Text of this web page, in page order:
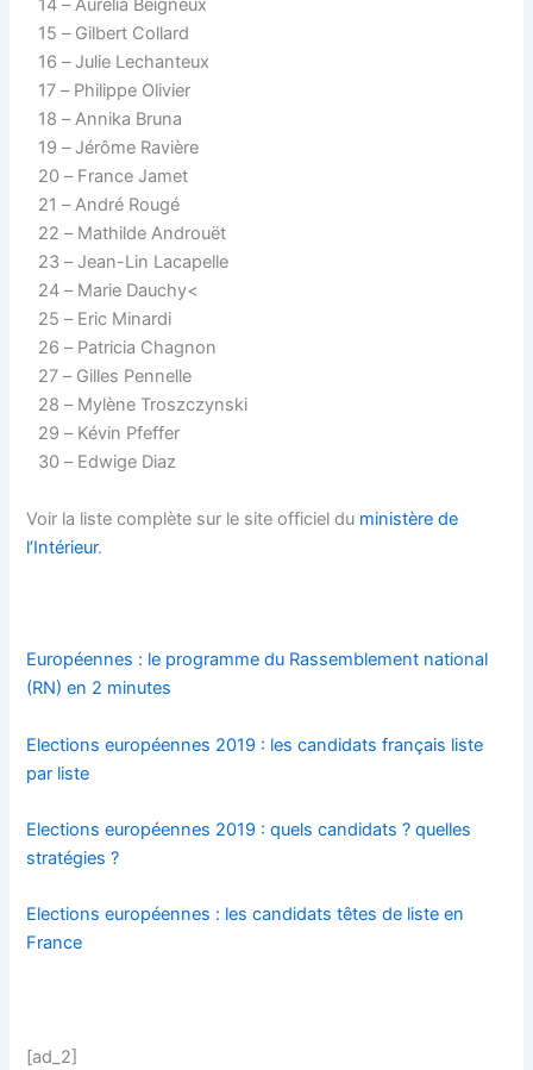
14 – Aurélia Beigneux
15 – Gilbert Collard
16 – Julie Lechanteux
17 – Philippe Olivier
18 – Annika Bruna
19 – Jérôme Ravière
20 – France Jamet
21 – André Rougé
22 – Mathilde Androuët
23 – Jean-Lin Lacapelle
24 – Marie Dauchy<
25 – Eric Minardi
26 – Patricia Chagnon
27 – Gilles Pennelle
28 – Mylène Troszczynski
29 – Kévin Pfeffer
30 – Edwige Diaz
Voir la liste complète sur le site officiel du ministère de
l’Intérieur.
Européennes : le programme du Rassemblement national
(RN) en 2 minutes
Elections européennes 2019 : les candidats français liste
par liste
Elections européennes 2019 : quels candidats ? quelles
stratégies ?
Elections européennes : les candidats têtes de liste en
France
[ad_2]